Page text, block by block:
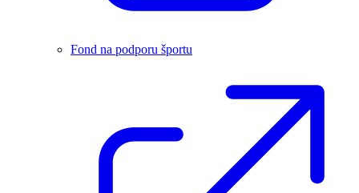
Fond na podporu športu